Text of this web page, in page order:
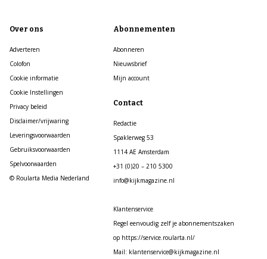
Over ons
Adverteren
Colofon
Cookie informatie
Cookie Instellingen
Privacy beleid
Disclaimer/vrijwaring
Leveringsvoorwaarden
Gebruiksvoorwaarden
Spelvoorwaarden
© Roularta Media Nederland
Abonnementen
Abonneren
Nieuwsbrief
Mijn account
Contact
Redactie
Spaklerweg 53
1114 AE Amsterdam
+31 (0)20 – 210 5300
info@kijkmagazine.nl
Klantenservice
Regel eenvoudig zelf je abonnementszaken
op https://service.roularta.nl/
Mail: klantenservice@kijkmagazine.nl